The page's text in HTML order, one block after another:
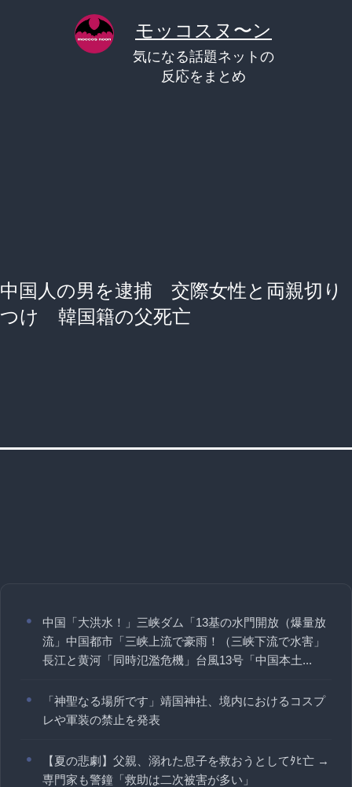
モッコスヌ〜ン
気になる話題ネットの
反応をまとめ
中国人の男を逮捕 交際女性と両親切り
つけ 韓国籍の父死亡
中国「大洪水！」三峡ダム「13基の水門開放（爆量放
流」中国都市「三峡上流で豪雨！（三峡下流で水害」
長江と黄河「同時氾濫危機」台風13号「中国本土...
「神聖なる場所です」靖国神社、境内におけるコスプ
レや軍装の禁止を発表
【夏の悲劇】父親、溺れた息子を救おうとしてﾀﾋ亡 →
専門家も警鐘「救助は二次被害が多い」